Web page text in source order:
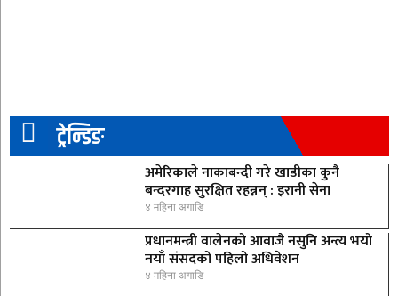
ट्रेन्डिङ
अमेरिकाले नाकाबन्दी गरे खाडीका कुनै
बन्दरगाह सुरक्षित रहन्नन् : इरानी सेना
४ महिना अगाडि
प्रधानमन्त्री वालेनको आवाजै नसुनि अन्त्य भयो
नयाँ संसदको पहिलो अधिवेशन
४ महिना अगाडि